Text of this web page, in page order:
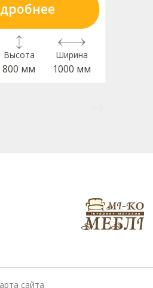
Высота
800 мм
Ширина
1000 мм
сайта